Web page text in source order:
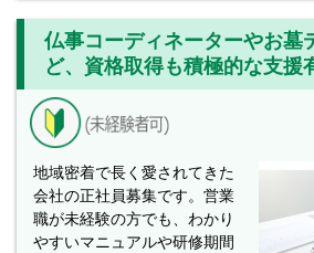
仏事コーディネーターやお墓
ど、資格取得も積極的な支援
地域密着で長く愛されてきた
会社の正社員募集です。営業
職が未経験の方でも、わかり
やすいマニュアルや研修期間